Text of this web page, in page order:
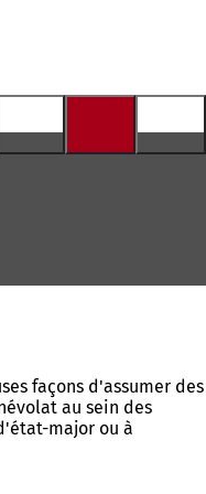
façons d'assumer des
au sein des
major ou à